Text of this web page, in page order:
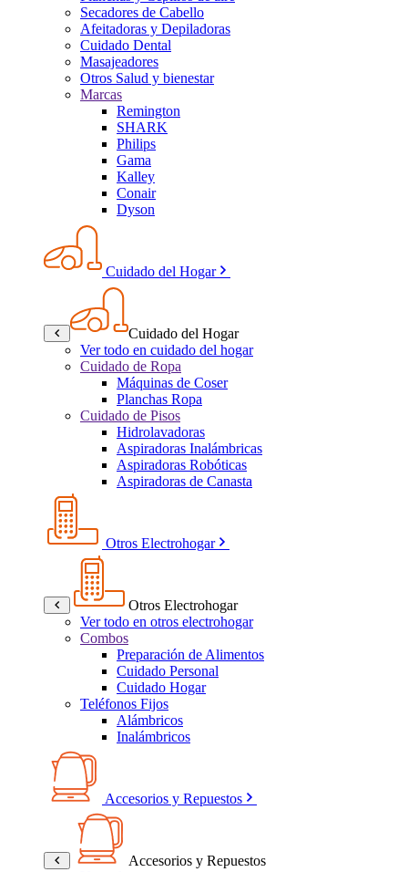
Secadores de Cabello
Afeitadoras y Depiladoras
Cuidado Dental
Masajeadores
Otros Salud y bienestar
Marcas
Remington
SHARK
Philips
Gama
Kalley
Conair
Dyson
Cuidado del Hogar
Cuidado del Hogar
Ver todo en cuidado del hogar
Cuidado de Ropa
Máquinas de Coser
Planchas Ropa
Cuidado de Pisos
Hidrolavadoras
Aspiradoras Inalámbricas
Aspiradoras Robóticas
Aspiradoras de Canasta
Otros Electrohogar
Otros Electrohogar
Ver todo en otros electrohogar
Combos
Preparación de Alimentos
Cuidado Personal
Cuidado Hogar
Teléfonos Fijos
Alámbricos
Inalámbricos
Accesorios y Repuestos
Accesorios y Repuestos